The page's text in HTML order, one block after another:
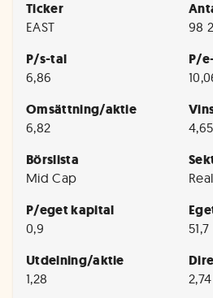
Ticker
EAST 98
P/s-tal
6,86
P/
Omsättning/aktie
6,82 4,65
Börslista
Mid Cap
P/eget kapital
0,9 51,7
Utdelning/aktie
1,28 2,74